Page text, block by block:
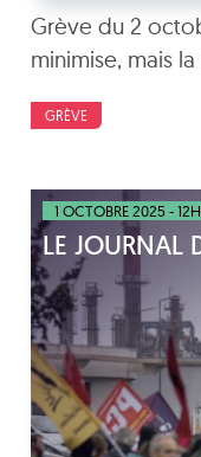
Grève du 2
minimise, mais
GRÈVE
1 OCTOBRE 2025 -
LE JOURNAL